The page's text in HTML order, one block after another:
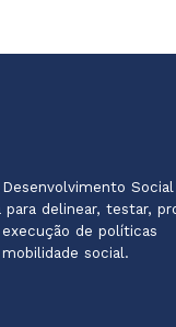
Social
delinear, testar,
de políticas
social.